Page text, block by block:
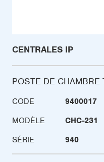
CENTRALES IP
POSTE DE CHAMBRE
CODE
9400017
MODÈLE
CHC-231
SÉRIE
940